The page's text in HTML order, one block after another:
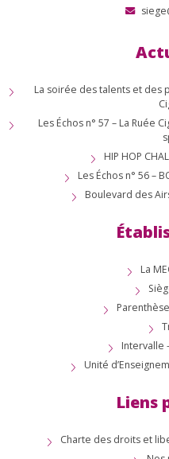
La soirée des talents et des
Les Échos n° 57 – La Ruée
HIP HOP
Les Échos n° 56 –
Boulevard des
La
Intervalle
Unité
Liens
Charte des droits et